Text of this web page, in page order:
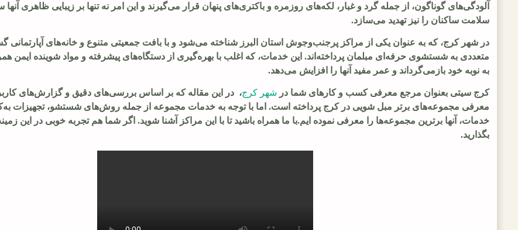
آلودگی‌های گوناگون، از جمله گرد و غبار، لکه‌های روزمره و باکتری‌های پنهان قرار می‌گیرند و این امر نه تنها بر زیبایی ظاهری آنها
سلامت ساکنان را نیز تهدید می‌سازد.
در شهر کرج، که به عنوان یکی از مراکز پرجنب‌وجوش استان البرز شناخته می‌شود و با بافت جمعیتی متنوع و خانه‌های آپارتمانی
متعددی به شستشوی حرفه‌ای مبلمان پرداخته‌اند. این خدمات، که اغلب با بهره‌گیری از دستگاه‌های پیشرفته و مواد شوینده ایمن
به نوبه خود بازمی‌گرداند و عمر مفید آنها را افزایش می‌دهد.
کرج سیتی بعنوان مرجع معرفی کسب و کارهای شما در شهر کرج، در این مقاله که بر اساس بررسی‌های دقیق و گزارش‌های
معرفی مجموعه‌های برتر مبل شویی در کرج پرداخته است. اما با توجه به خدمات مجموعه از جمله روش‌های شستشو، تجهیزات
خدمات، آنها برترین مجموعه‌ها را معرفی نموده ایم.با ما همراه باشید تا با این مراکز آشنا شوید. اگر شما هم تجربه خوبی در این
بگذارید.